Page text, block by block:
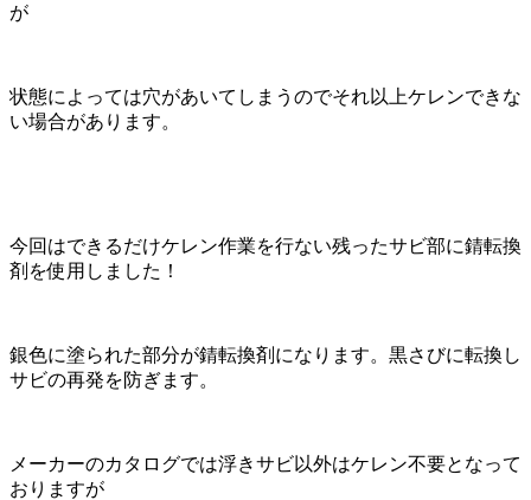
が
状態によっては穴があいてしまうのでそれ以上ケレンできな
い場合があります。
今回はできるだけケレン作業を行ない残ったサビ部に錆転換
剤を使用しました！
銀色に塗られた部分が錆転換剤になります。黒さびに転換し
サビの再発を防ぎます。
メーカーのカタログでは浮きサビ以外はケレン不要となって
おりますが